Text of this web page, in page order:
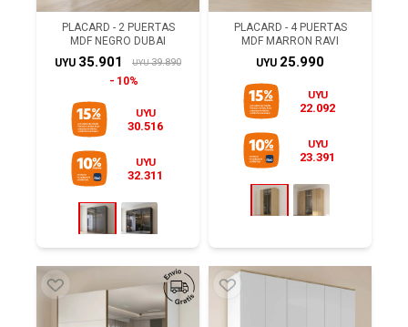
PLACARD - 2 PUERTAS
MDF NEGRO DUBAI
UYU 35.901 UYU 39.890
10%
UYU
30.516
UYU
32.311
PLACARD - 4 PUERTAS
MDF MARRON RAVI
UYU 25.990
UYU
22.092
UYU
23.391